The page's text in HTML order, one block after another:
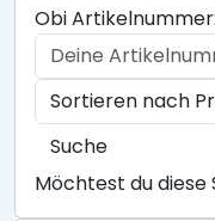
Obi Artikelnummer:
Suche
Möchtest du diese